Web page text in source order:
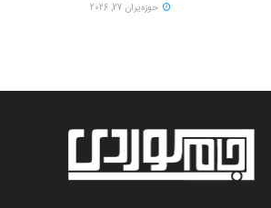
حوزه‌یران 27, 2026